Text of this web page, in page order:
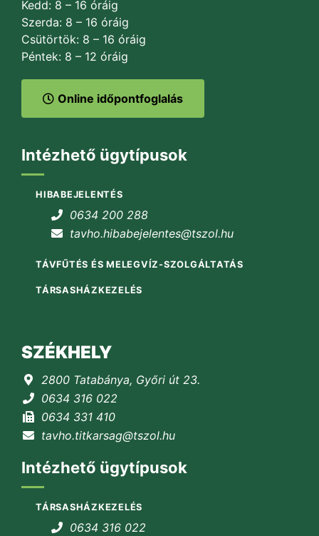
Kedd: 8 – 16 óráig
Szerda: 8 – 16 óráig
Csütörtök: 8 – 16 óráig
Péntek: 8 – 12 óráig
Online időpontfoglalás
Intézhető ügytípusok
HIBABEJELENTÉS
0634 200 288
tavho.hibabejelentes@tszol.hu
TÁVFŰTÉS ÉS MELEGVÍZ-SZOLGÁLTATÁS
TÁRSASHÁZKEZELÉS
SZÉKHELY
2800 Tatabánya, Győri út 23.
0634 316 022
0634 331 410
tavho.titkarsag@tszol.hu
Intézhető ügytípusok
TÁRSASHÁZKEZELÉS
0634 316 022